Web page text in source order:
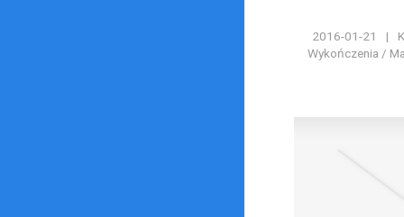
2016-01-21 |
Wykończenia /